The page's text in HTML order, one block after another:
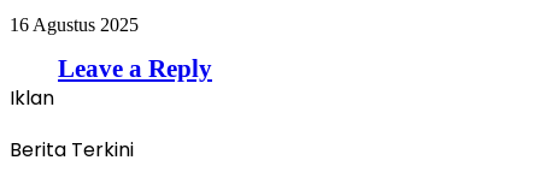
16 Agustus 2025
Leave a Reply
Iklan
Berita Terkini